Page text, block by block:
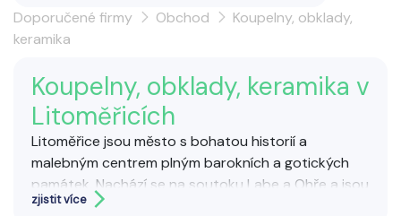
Doporučené firmy Obchod
Koupelny, obklady,
keramika
Koupelny, obklady, keramika v
Litoměřicích
Litoměřice jsou město s bohatou historií a
malebným centrem plným barokních a gotických
památek. Nachází se na soutoku Labe a Ohře a jsou
známé také vinařstvím a tradičními jarmarky.
zjistit více